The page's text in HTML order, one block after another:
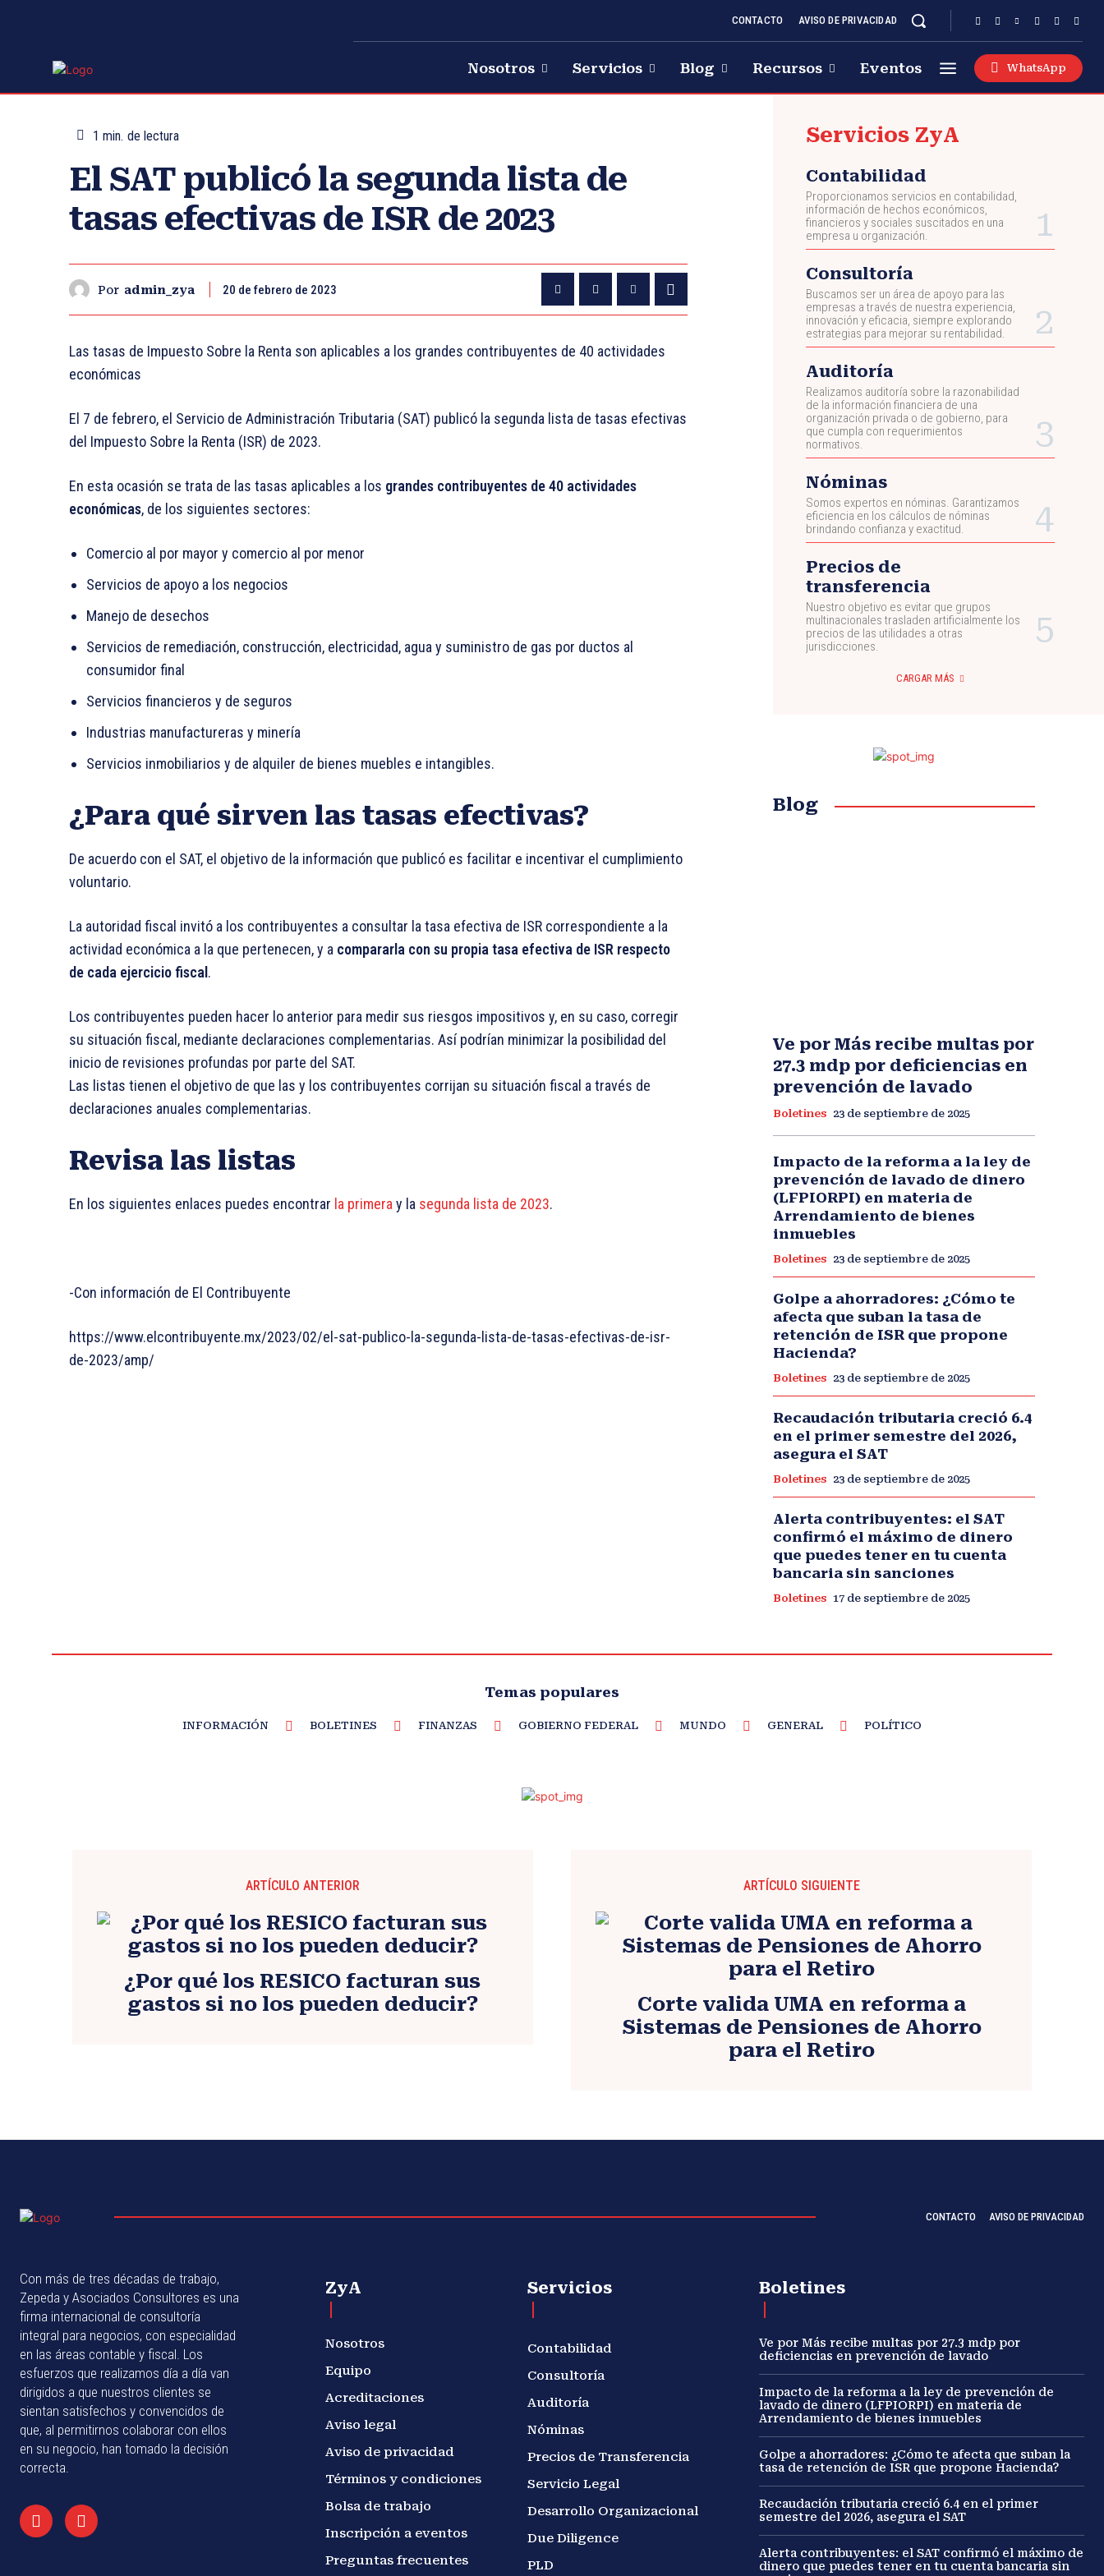
CONTACTO AVISO DE PRIVACIDAD
Nosotros Servicios Blog Recursos Eventos WhatsApp
1 min. de lectura
El SAT publicó la segunda lista de
tasas efectivas de ISR de 2023
Por admin_zya 20 de febrero de 2023
Las tasas de Impuesto Sobre la Renta son aplicables a los grandes contribuyentes de 40 actividades
económicas
El 7 de febrero, el Servicio de Administración Tributaria (SAT) publicó la segunda lista de tasas efectivas
del Impuesto Sobre la Renta (ISR) de 2023.
En esta ocasión se trata de las tasas aplicables a los grandes contribuyentes de 40 actividades
económicas, de los siguientes sectores:
Comercio al por mayor y comercio al por menor
Servicios de apoyo a los negocios
Manejo de desechos
Servicios de remediación, construcción, electricidad, agua y suministro de gas por ductos al
consumidor final
Servicios financieros y de seguros
Industrias manufactureras y minería
Servicios inmobiliarios y de alquiler de bienes muebles e intangibles.
¿Para qué sirven las tasas efectivas?
De acuerdo con el SAT, el objetivo de la información que publicó es facilitar e incentivar el cumplimiento
voluntario.
La autoridad fiscal invitó a los contribuyentes a consultar la tasa efectiva de ISR correspondiente a la
actividad económica a la que pertenecen, y a compararla con su propia tasa efectiva de ISR respecto
de cada ejercicio fiscal .
Los contribuyentes pueden hacer lo anterior para medir sus riesgos impositivos y, en su caso, corregir
su situación fiscal, mediante declaraciones complementarias. Así podrían minimizar la posibilidad del
inicio de revisiones profundas por parte del SAT.
Las listas tienen el objetivo de que las y los contribuyentes corrijan su situación fiscal a través de
declaraciones anuales complementarias.
Revisa las listas
En los siguientes enlaces puedes encontrar la primeray la segunda lista de 2023.
-Con información de El Contribuyente
https://www.elcontribuyente.mx/2023/02/el-sat-publico-la-segunda-lista-de-tasas-efectivas-de-isr-
de-2023/amp/
Servicios ZyA
Contabilidad
Proporcionamos servicios en contabilidad,
información de hechos económicos,
financieros y sociales suscitados en una
empresa u organización.
Consultoría
Buscamos ser un área de apoyo para las
empresas a través de nuestra experiencia,
innovación y eficacia, siempre explorando
estrategias para mejorar su rentabilidad.
Auditoría
Realizamos auditoría sobre la razonabilidad
de la información financiera de una
organización privada o de gobierno, para
que cumpla con requerimientos
normativos.
Nóminas
Somos expertos en nóminas. Garantizamos
eficiencia en los cálculos de nóminas
brindando confianza y exactitud.
Precios de
transferencia
Nuestro objetivo es evitar que grupos
multinacionales trasladen artificialmente los
precios de las utilidades a otras
jurisdicciones.
CARGAR MÁS
Blog
Ve por Más recibe multas por
27.3 mdp por deficiencias en
prevención de lavado
Boletines 23 de septiembre de 2025
Impacto de la reforma a la ley de
prevención de lavado de dinero
(LFPIORPI) en materia de
Arrendamiento de bienes
inmuebles
Boletines 23 de septiembre de 2025
Golpe a ahorradores: ¿Cómo te
afecta que suban la tasa de
retención de ISR que propone
Hacienda?
Boletines 23 de septiembre de 2025
Recaudación tributaria creció 6.4
en el primer semestre del 2026,
asegura el SAT
Boletines 23 de septiembre de 2025
Alerta contribuyentes: el SAT
confirmó el máximo de dinero
que puedes tener en tu cuenta
bancaria sin sanciones
Boletines 17 de septiembre de 2025
Temas populares
INFORMACIÓN BOLETINES FINANZAS GOBIERNO FEDERAL MUNDO GENERAL POLÍTICO
ARTÍCULO ANTERIOR
¿Por qué los RESICO facturan sus
gastos si no los pueden deducir?
ARTÍCULO SIGUIENTE
Corte valida UMA en reforma a
Sistemas de Pensiones de Ahorro
para el Retiro
CONTACTO AVISO DE PRIVACIDAD
Con más de tres décadas de trabajo,
Zepeda y Asociados Consultores es una
firma internacional de consultoría
integral para negocios, con especialidad
en las áreas contable y fiscal. Los
esfuerzos que realizamos día a día van
dirigidos a que nuestros clientes se
sientan satisfechos y convencidos de
que, al permitirnos colaborar con ellos
en su negocio, han tomado la decisión
correcta.
ZyA
Nosotros
Equipo
Acreditaciones
Aviso legal
Aviso de privacidad
Términos y condiciones
Bolsa de trabajo
Inscripción a eventos
Preguntas frecuentes
Servicios
Contabilidad
Consultoría
Auditoría
Nóminas
Precios de Transferencia
Servicio Legal
Desarrollo Organizacional
Due Diligence
PLD
Boletines
Ve por Más recibe multas por 27.3 mdp por
deficiencias en prevención de lavado
Impacto de la reforma a la ley de prevención de
lavado de dinero (LFPIORPI) en materia de
Arrendamiento de bienes inmuebles
Golpe a ahorradores: ¿Cómo te afecta que suban la
tasa de retención de ISR que propone Hacienda?
Recaudación tributaria creció 6.4 en el primer
semestre del 2026, asegura el SAT
Alerta contribuyentes: el SAT confirmó el máximo de
dinero que puedes tener en tu cuenta bancaria sin